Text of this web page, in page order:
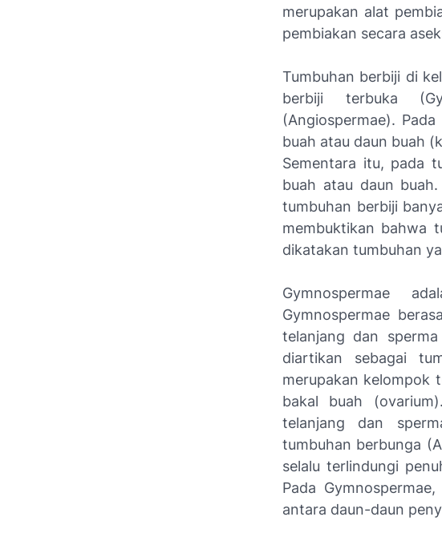
merupakan alat
pembiakan secara
Tumbuhan berbiji di
berbiji terbuka
(Angiospermae).
buah atau daun buah
Sementara itu, pada
buah atau daun
tumbuhan berbiji
membuktikan bahwa
dikatakan tumbuhan
Gymnospermae
Gymnospermae
telanjang dan
diartikan sebagai
merupakan kelompok
bakal buah
telanjang dan
tumbuhan berbunga
selalu terlindungi
Pada
antara daun-daun